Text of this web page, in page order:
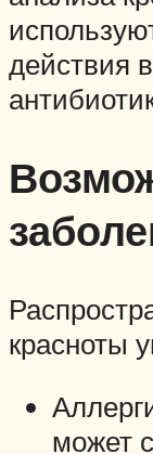
действия
красноты
может